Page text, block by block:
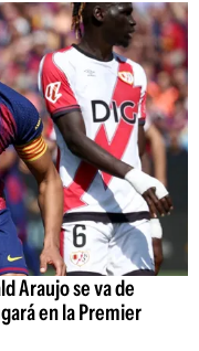
Araujo se va de
en la Premier